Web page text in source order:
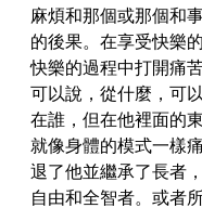
麻煩和那個或那個和
的後果。在享受快樂
快樂的過程中打開痛
可以說，從什麼，可
在誰，但在他裡面的
就像身體的模式一樣
退了他並繼承了長者
自由和全智者。或者